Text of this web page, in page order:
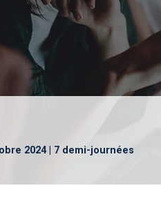
2024 | 7 demi-journées